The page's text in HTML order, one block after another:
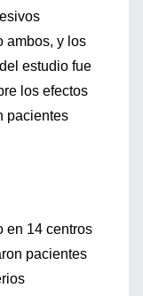
ambos, y los
estudio fue
los efectos
pacientes
en 14 centros
pacientes